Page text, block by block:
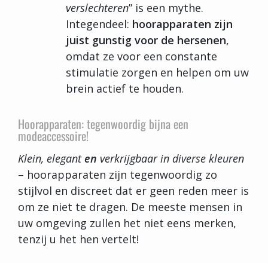
verslechteren” is een mythe.
Integendeel: hoorapparaten zijn
juist gunstig voor de hersenen,
omdat ze voor een constante
stimulatie zorgen en helpen om uw
brein actief te houden.
Hoorapparaten: tegenwoordig bijna een
modeaccessoire!
Klein, eleganten verkrijgbaar in diverse kleuren
– hoorapparaten zijn tegenwoordig zo
stijlvol en discreet dat er geen reden meer is
om ze niet te dragen. De meeste mensen in
uw omgeving zullen het niet eens merken,
tenzij u het hen vertelt!